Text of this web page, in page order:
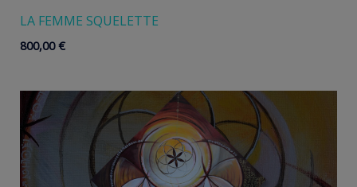
LA FEMME SQUELETTE
800,00€